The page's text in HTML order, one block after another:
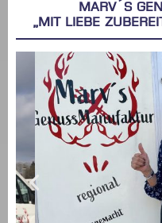
MARV´S
„Mit Liebe